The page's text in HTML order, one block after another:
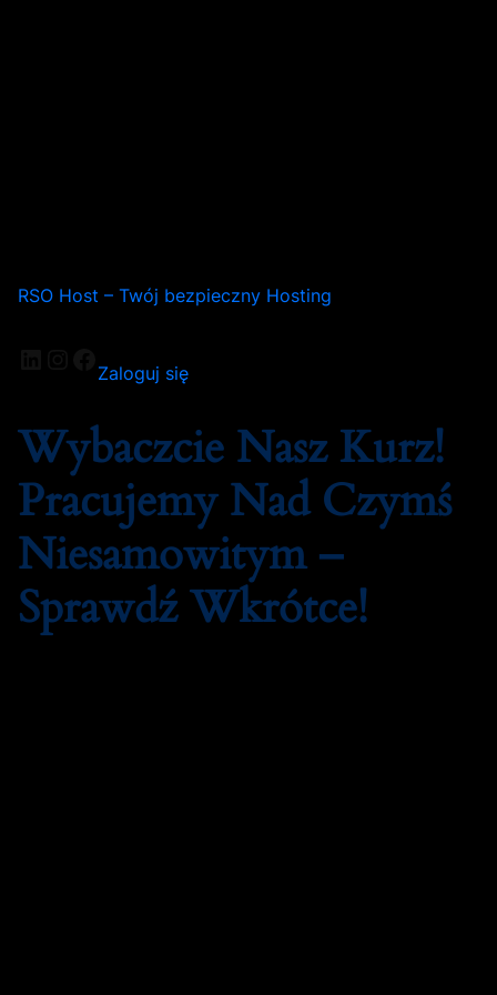
RSO Host – Twój bezpieczny Hosting
Zaloguj się
Wybaczcie Nasz Kurz!
Pracujemy Nad Czymś
Niesamowitym –
Sprawdź Wkrótce!